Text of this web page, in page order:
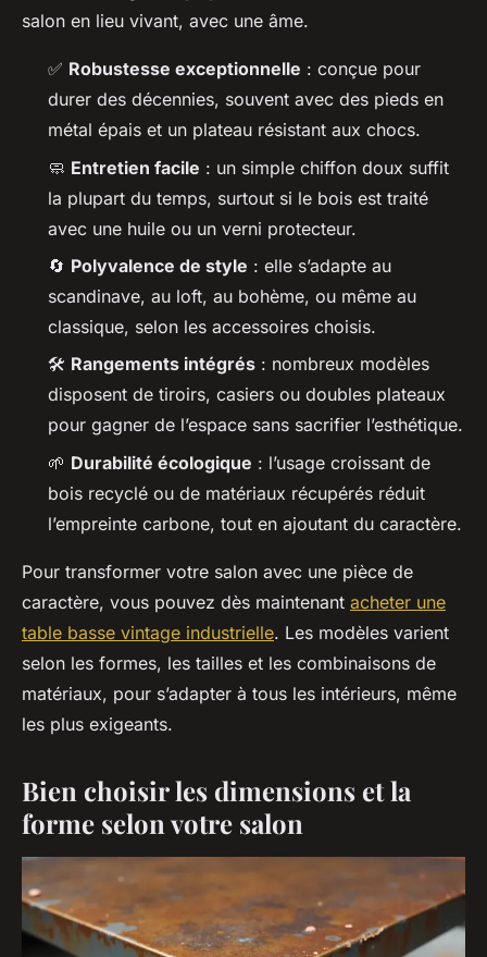
salon en lieu vivant, avec une âme.
✅ Robustesse exceptionnelle : conçue pour
durer des décennies, souvent avec des pieds en
métal épais et un plateau résistant aux chocs.
🧼 Entretien facile : un simple chiffon doux suffit
la plupart du temps, surtout si le bois est traité
avec une huile ou un verni protecteur.
🔄 Polyvalence de style : elle s’adapte au
scandinave, au loft, au bohème, ou même au
classique, selon les accessoires choisis.
🛠️ Rangements intégrés : nombreux modèles
disposent de tiroirs, casiers ou doubles plateaux
pour gagner de l’espace sans sacrifier l’esthétique.
🌱 Durabilité écologique : l’usage croissant de
bois recyclé ou de matériaux récupérés réduit
l’empreinte carbone, tout en ajoutant du caractère.
Pour transformer votre salon avec une pièce de
caractère, vous pouvez dès maintenant acheter une
table basse vintage industrielle. Les modèles varient
selon les formes, les tailles et les combinaisons de
matériaux, pour s’adapter à tous les intérieurs, même
les plus exigeants.
Bien choisir les dimensions et la
forme selon votre salon